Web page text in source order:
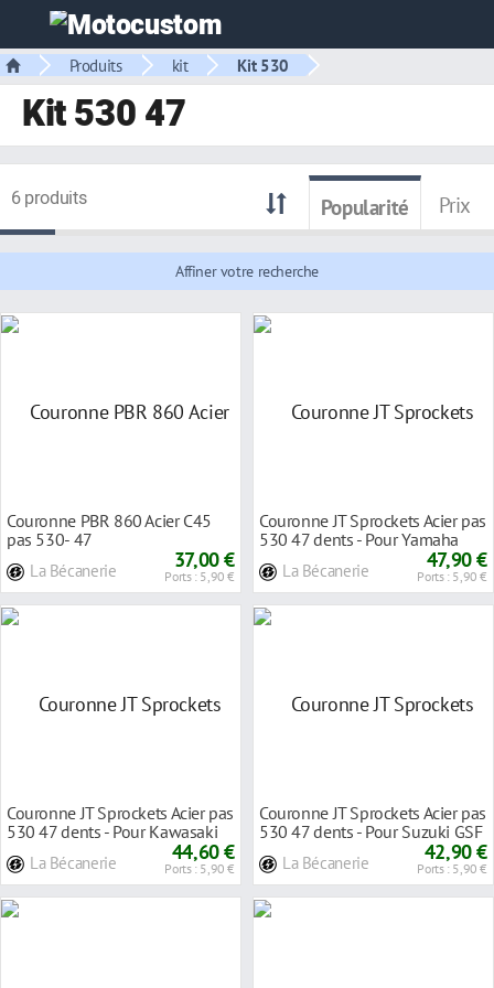
Produits kit Kit 530
Kit 530 47
6 produits Popularité Prix
Affiner votre recherche
Couronne PBR 860 Acier C45
pas 530- 47
La Bécanerie 37,00 €
Ports : 5,90 €
Couronne JT Sprockets Acier pas
530 47 dents - Pour Yamaha
La Bécanerie 47,90 €
Ports : 5,90 €
Couronne JT Sprockets Acier pas
530 47 dents - Pour Kawasaki
La Bécanerie 44,60 €
Ports : 5,90 €
Couronne JT Sprockets Acier pas
530 47 dents - Pour Suzuki GSF
La Bécanerie 42,90 €
Ports : 5,90 €